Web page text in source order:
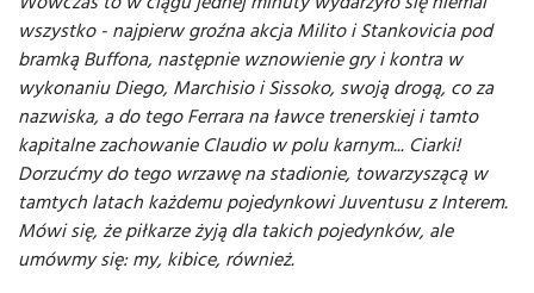
wszystko - najpierw groźna akcja Milito i Stankovicia pod
bramką Buffona, następnie wznowienie gry i kontra w
wykonaniu Diego, Marchisio i Sissoko, swoją drogą, co za
nazwiska, a do tego Ferrara na ławce trenerskiej i tamto
kapitalne zachowanie Claudio w polu karnym... Ciarki!
Dorzućmy do tego wrzawę na stadionie, towarzyszącą w
tamtych latach każdemu pojedynkowi Juventusu z Interem.
Mówi się, że piłkarze żyją dla takich pojedynków, ale
umówmy się: my, kibice, również.